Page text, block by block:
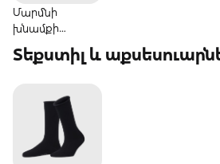
Մարմնի
խնամքի
հավաքածուներ
Տեքստիլ և